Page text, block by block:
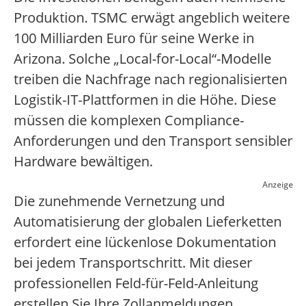
Produktion. TSMC erwägt angeblich weitere
100 Milliarden Euro für seine Werke in
Arizona. Solche „Local-for-Local“-Modelle
treiben die Nachfrage nach regionalisierten
Logistik-IT-Plattformen in die Höhe. Diese
müssen die komplexen Compliance-
Anforderungen und den Transport sensibler
Hardware bewältigen.
Anzeige
Die zunehmende Vernetzung und
Automatisierung der globalen Lieferketten
erfordert eine lückenlose Dokumentation
bei jedem Transportschritt. Mit dieser
professionellen Feld-für-Feld-Anleitung